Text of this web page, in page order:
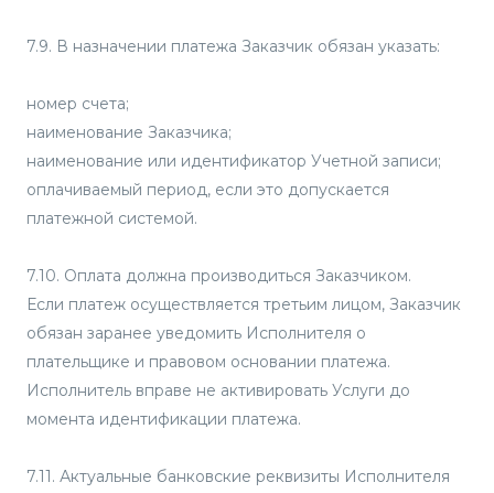
7.9. В назначении платежа Заказчик обязан указать:
номер счета;
наименование Заказчика;
наименование или идентификатор Учетной записи;
оплачиваемый период, если это допускается
платежной системой.
7.10. Оплата должна производиться Заказчиком.
Если платеж осуществляется третьим лицом, Заказчик
обязан заранее уведомить Исполнителя о
плательщике и правовом основании платежа.
Исполнитель вправе не активировать Услуги до
момента идентификации платежа.
7.11. Актуальные банковские реквизиты Исполнителя